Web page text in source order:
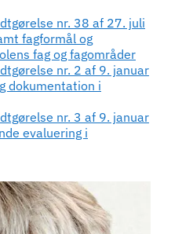
nr. 38 af 27. juli
fagformål og
fag og fagområder
nr. 2 af 9. januar
dokumentation i
nr. 3 af 9. januar
evaluering i